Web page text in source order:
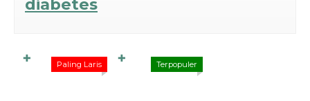
diabetes
Paling Laris
✚ Terpopuler
✚